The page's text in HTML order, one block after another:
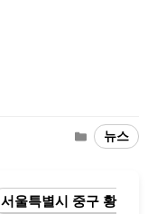
Categories
뉴스
서울특별시 중구 황